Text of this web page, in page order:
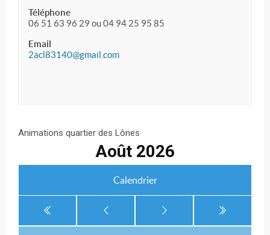
Téléphone
06 51 63 96 29 ou 04 94 25 95 85
Email
2acl83140@gmail.com
Animations quartier des Lônes
Août 2026
Calendrier